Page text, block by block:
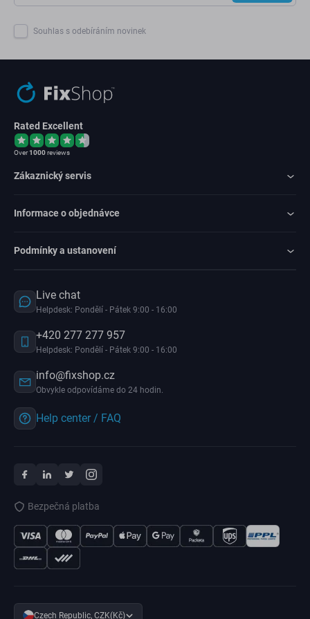
Souhlas s odebíráním novinek
Rated Excellent
Over1000reviews
Zákaznický servis
Informace o objednávce
Podmínky a ustanovení
Live chat
Helpdesk: Pondělí - Pátek 9:00 - 16:00
+420 277 277 957
Helpdesk: Pondělí - Pátek 9:00 - 16:00
info@fixshop.cz
Obvykle odpovídáme do 24 hodin.
Help center / FAQ
Bezpečná platba
Czech Republic, CZK(Kč)